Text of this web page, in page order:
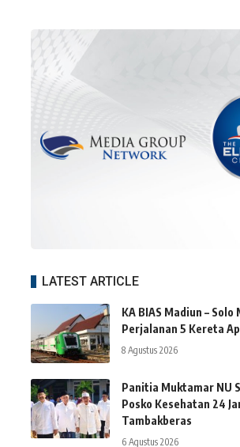
LATEST ARTICLE
KA BIAS Madiun – Solo
Perjalanan 5 Kereta
8 Agustus 2026
Panitia Muktamar NU
Posko Kesehatan 24
Tambakberas
6 Agustus 2026